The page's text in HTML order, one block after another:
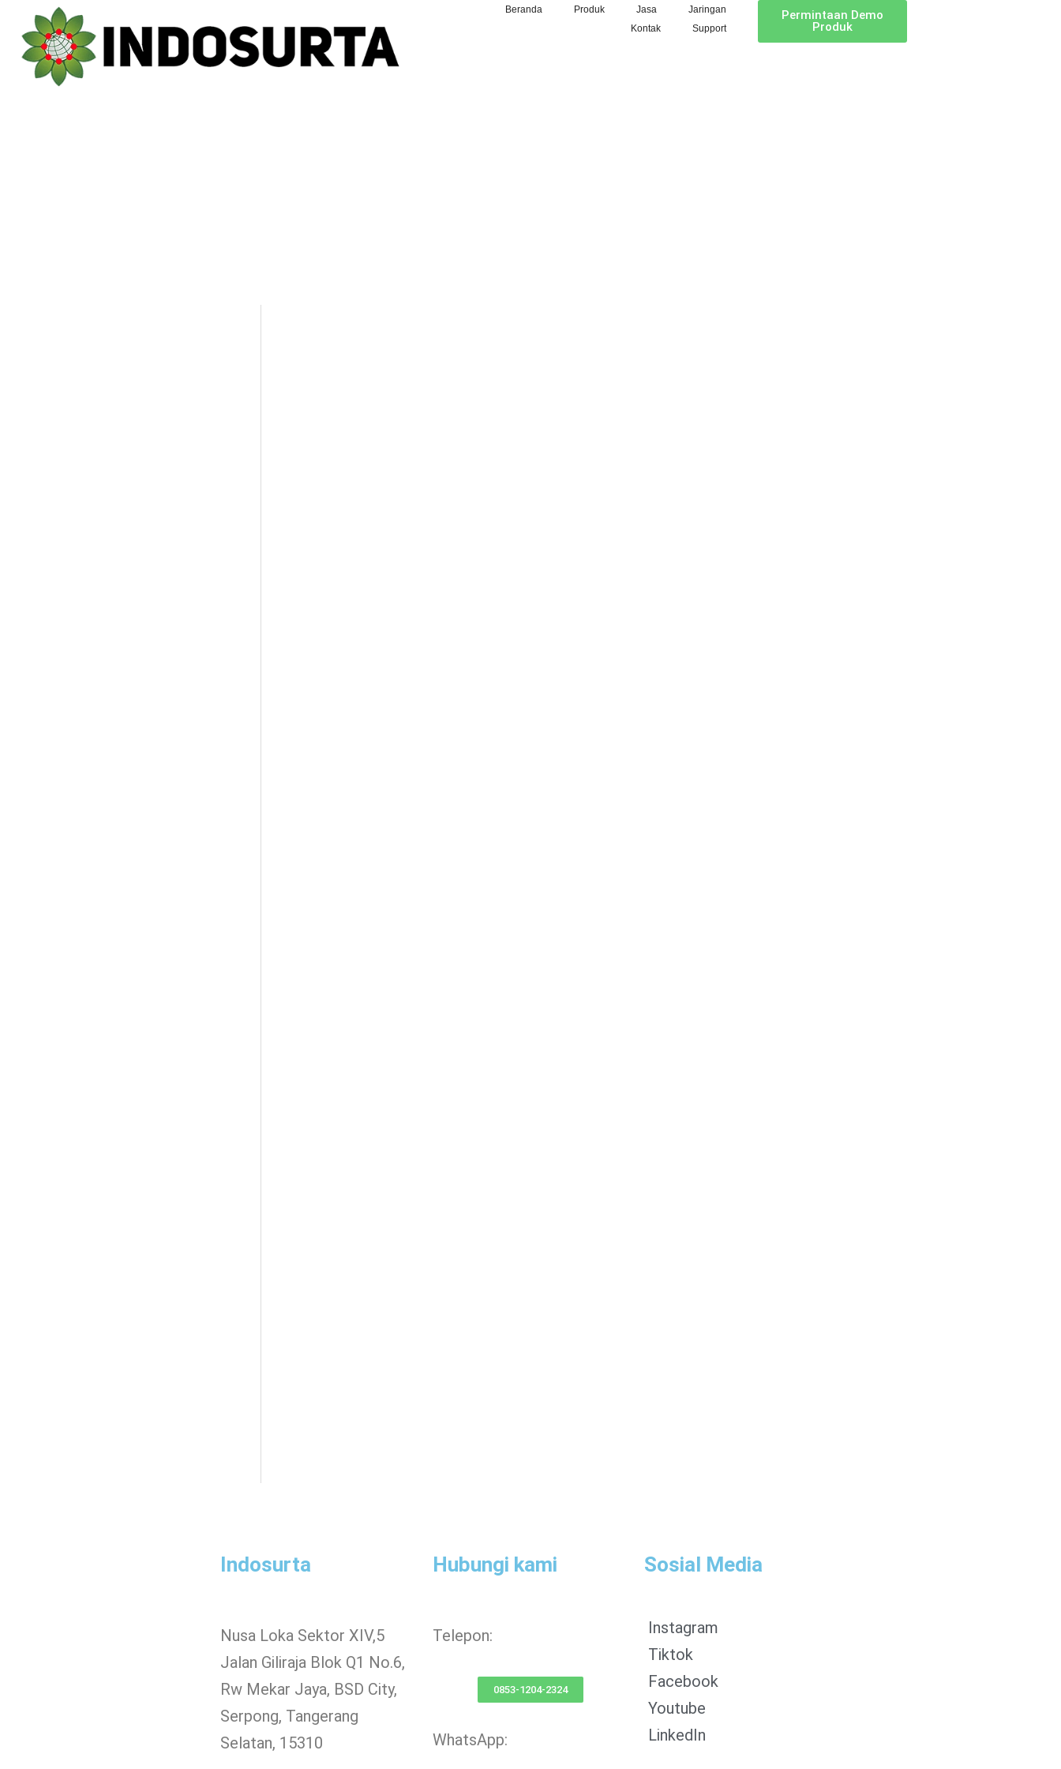
Beranda Produk Jasa
Jaringan
Kontak
Support
Permintaan Demo
Produk
Indosurta
Nusa Loka Sektor XIV,5
Jalan Giliraja Blok Q1 No.6,
Rw Mekar Jaya, BSD City,
Serpong, Tangerang
Selatan, 15310
Hubungi kami
Telepon:
0853-1204-2324
WhatsApp:
Sosial Media
Instagram
Tiktok
Facebook
Youtube
LinkedIn